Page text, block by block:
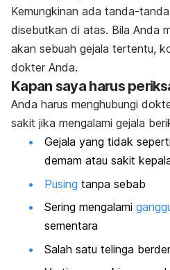
Kemungkinan ada tanda-­
disebutkan di atas. Bila Anda
akan sebuah gejala tertentu,
dokter Anda.
Kapan saya harus
Anda harus menghubungi
sakit jika mengalami gejala
Gejala yang tidak
demam atau sakit
Pusing tanpa sebab
Sering mengalami
sementara
Salah satu telinga